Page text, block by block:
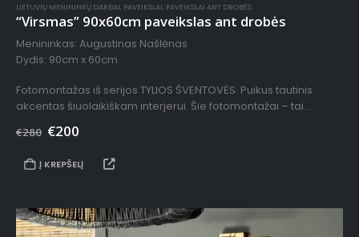
LIETUVIŲ MENININKŲ DARBAI, PAVEIKSLAI, PAVEIKSLAI ANT DROBĖS
“Virsmas” 90x60cm paveikslas ant drobės
Menininkas: Augustinas Našlėnas
Dydis: 90cm x 60cm
Fotomontažas iš serijos TYLIOS ŠVENTOVĖS. Puikus tautinis
akcentas šiuolaikiškam interjerui. Šie fotomontažai – tai
ŠVENTOVĖS filmo. Juose matomi…
€280 €200
Į KREPŠELĮ